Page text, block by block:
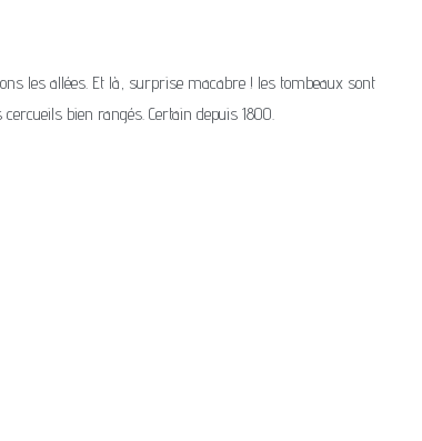
les allées. Et là, surprise macabre ! les tombeaux sont
bien rangés. Certain depuis 1800.